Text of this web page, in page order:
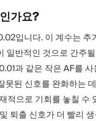
가요?
입니다. 이 계수는
반적인 것으로 간주
과 같은 작은 AF를
된 신호를 완화하는
적으로 기회를 놓칠 수
퇴출 신호가 더 빨리